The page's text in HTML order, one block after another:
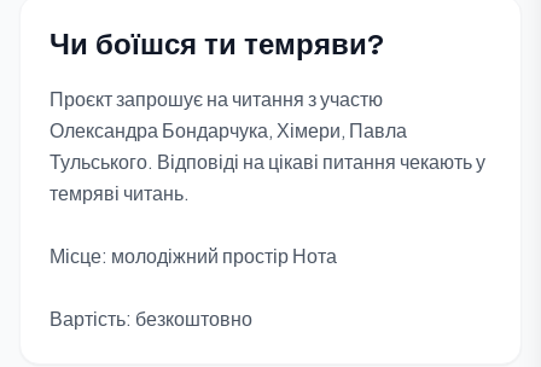
Чи боїшся ти темряви?
Проєкт запрошує на читання з участю
Олександра Бондарчука, Хімери, Павла
Тульського. Відповіді на цікаві питання чекають у
темряві читань.
Місце: молодіжний простір Нота
Вартість: безкоштовно